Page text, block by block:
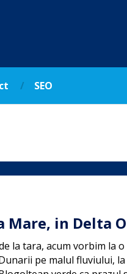
SEO
Mare, in Delta
la tara, acum vorbim la
pe malul fluviului,